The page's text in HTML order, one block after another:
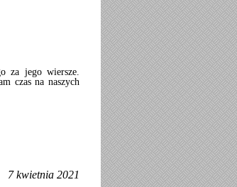
za jego wiersze.
czas na naszych
7 kwietnia 2021